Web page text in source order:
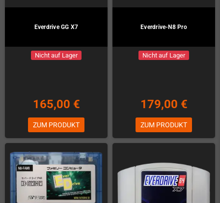
Everdrive GG X7
Nicht auf Lager
165,00 €
ZUM PRODUKT
Everdrive-N8 Pro
Nicht auf Lager
179,00 €
ZUM PRODUKT